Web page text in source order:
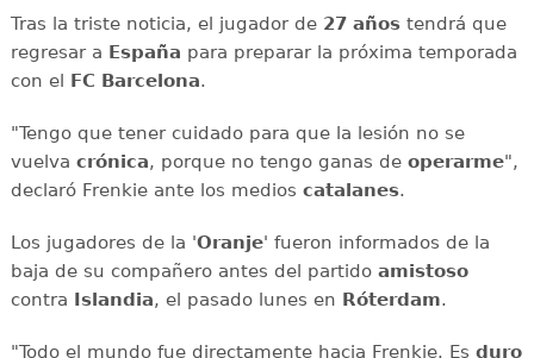
Tras la triste noticia, el jugador de27 añostendrá que
regresar a España para preparar la próxima temporada
con el FC Barcelona.
"Tengo que tener cuidado para que la lesión no se
vuelva crónica, porque no tengo ganas de operarme",
declaró Frenkie ante los medios catalanes.
Los jugadores de la 'Oranje' fueron informados de la
baja de su compañero antes del partido amistoso
contra Islandia, el pasado lunes en Róterdam.
"Todo el mundo fue directamente hacia Frenkie. Es duro